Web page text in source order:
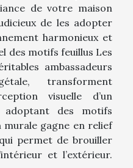
de votre maison
de les adopter
harmonieux et
des motifs feuillus Les
ambassadeurs
transforment
visuelle d’un
adoptant des motifs
gagne en relief
permet de brouiller
et l’extérieur.